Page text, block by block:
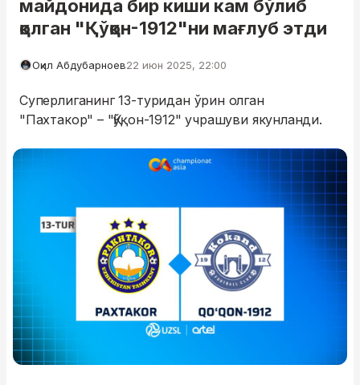
майдонида бир киши кам бўлиб
қолган "Қўқон-1912"ни мағлуб этди
Оқил Абдубарноев22 июн 2025, 22:00
Суперлиганинг 13-туридан ўрин олган
"Пахтакор" – "Қўқон-1912" учрашуви якунланди.